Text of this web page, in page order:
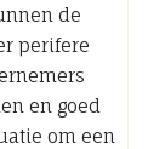
de
perifere
en goed
om een